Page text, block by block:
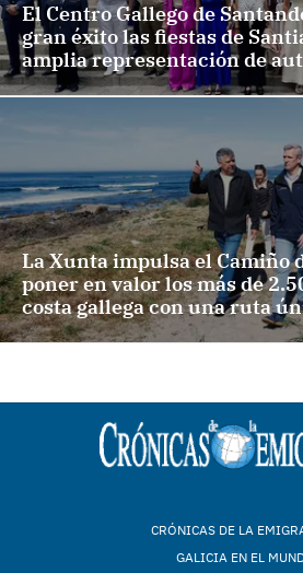
El Centro Gallego de
gran éxito las fiestas de
amplia representación de
La Xunta impulsa el Camiño
poner en valor los más de
costa gallega con una ruta
CRÓNICAS DE LA
GALICIA EN EL